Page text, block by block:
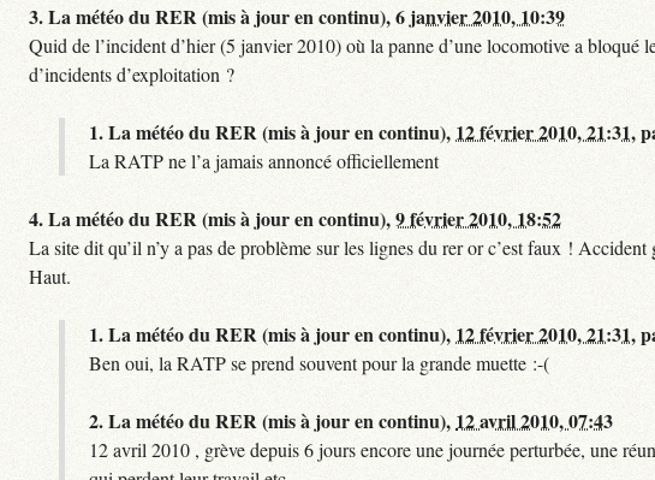
3.La météo du RER (mis à jour en continu),6 janvier 2010, 10:39
Quid de l’incident d’hier (5 janvier 2010) où la panne d’une locomotive a
d’incidents d’exploitation ?
1.La météo du RER (mis à jour en continu), 12 février 2010, 21:31,
La RATP ne l’a jamais annoncé officiellement
4.La météo du RER (mis à jour en continu),9 février 2010, 18:52
La site dit qu’il n’y a pas de problème sur les lignes du rer or c’est faux !
Haut.
1.La météo du RER (mis à jour en continu), 12 février 2010, 21:31,
Ben oui, la RATP se prend souvent pour la grande muette :-(
2.La météo du RER (mis à jour en continu), 12 avril 2010, 07:43
12 avril 2010 , grève depuis 6 jours encore une journée perturbée, une